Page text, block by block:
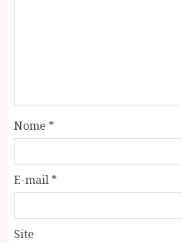
Nome *
E-mail *
Site